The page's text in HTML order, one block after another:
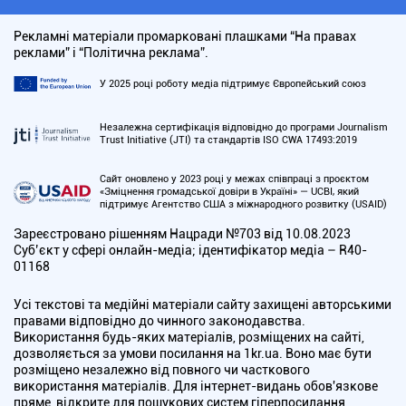
Рекламні матеріали промарковані плашками “На правах
реклами” і “Політична реклама”.
У 2025 році роботу медіа підтримує Європейський союз
Незалежна сертифікація відповідно до програми Journalism
Trust Initiative (JTI) та стандартів ISO CWA 17493:2019
Сайт оновлено у 2023 році у межах співпраці з проєктом
«Зміцнення громадської довіри в Україні» — UCBI, який
підтримує Агентство США з міжнародного розвитку (USAID)
Зареєстровано рішенням Нацради №703 від 10.08.2023
Cуб’єкт у сфері онлайн-медіа; ідентифікатор медіа – R40-
01168
Усі текстові та медійні матеріали сайту захищені авторськими
правами відповідно до чинного законодавства.
Використання будь-яких матеріалів, розміщених на сайті,
дозволяється за умови посилання на 1kr.ua. Воно має бути
розміщено незалежно від повного чи часткового
використання матеріалів. Для інтернет-видань обов'язкове
пряме, відкрите для пошукових систем гіперпосилання,